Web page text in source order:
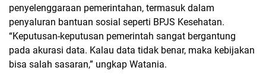
penyelenggaraan pemerintahan, termasuk dalam
penyaluran bantuan sosial seperti BPJS Kesehatan.
“Keputusan-keputusan pemerintah sangat bergantung
pada akurasi data. Kalau data tidak benar, maka kebijakan
bisa salah sasaran,” ungkap Watania.